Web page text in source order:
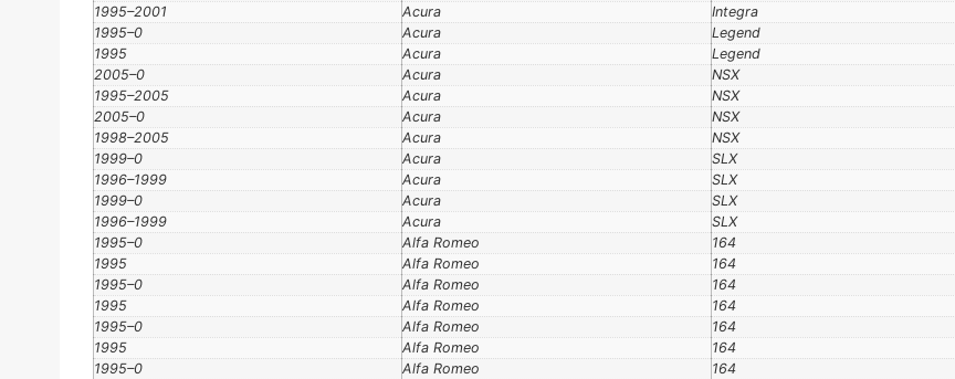
1995–2001
Acura Integra
1995–0
Acura Legend
1995
Acura Legend
2005–0
Acura NSX
1995–2005
Acura NSX
2005–0
Acura NSX
1998–2005
Acura NSX
1999–0
Acura SLX
1996–1999
Acura SLX
1999–0
Acura SLX
1996–1999
Acura SLX
1995–0
Alfa Romeo 164
1995
Alfa Romeo 164
1995–0
Alfa Romeo 164
1995
Alfa Romeo 164
1995–0
Alfa Romeo 164
1995
Alfa Romeo 164
1995–0
Alfa Romeo 164